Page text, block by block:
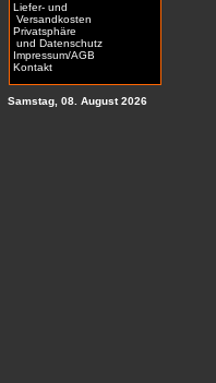
Liefer- und
Versandkosten
Privatsphäre
und Datenschutz
Impressum/AGB
Kontakt
Samstag, 08. August 2026